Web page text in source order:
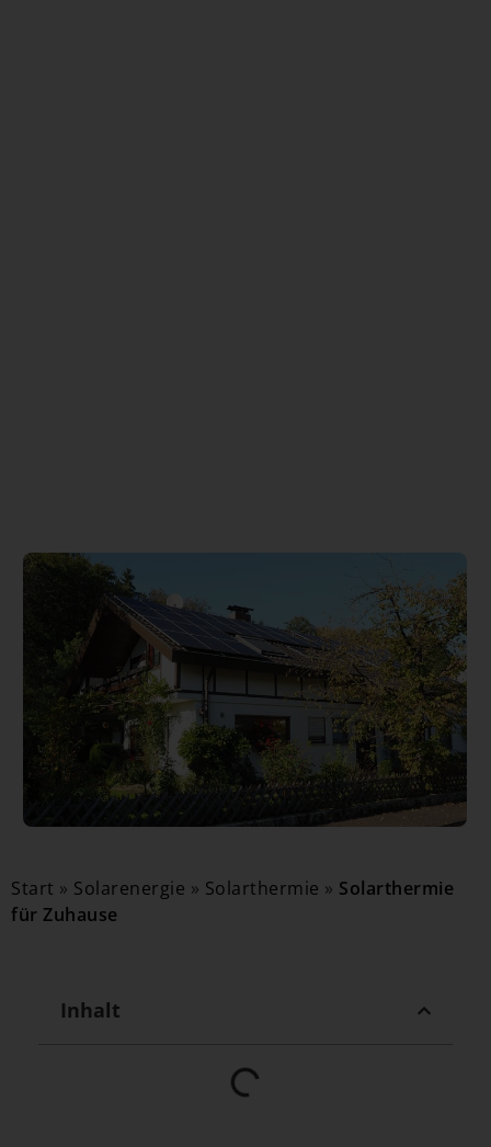
Start » Solarenergie » Solarthermie » Solarthermie
für Zuhause
Inhalt